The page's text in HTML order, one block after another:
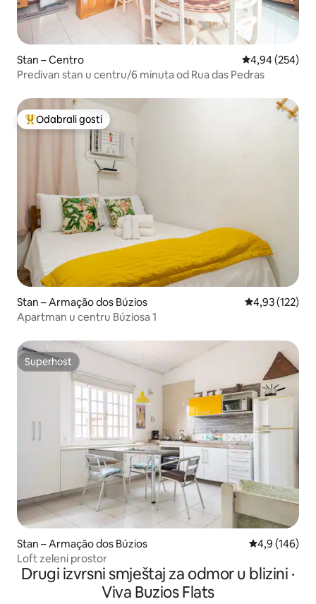
Stan – Centro Prosječna
4,94 (254)
Predivan stan u centru/6 minuta od Rua das Pedras
Među najviše rangiranima s oznakom „Odabrali gosti”
Odabrali gosti
Stan – Armação dos Búzios Prosječna
4,93 (122)
Apartman u centru Búziosa 1
Superhost
Superhost
Stan – Armação dos Búzios Prosječna
4,9 (146)
Loft zeleni prostor
Drugi izvrsni smještaj za odmor u blizini ·
Viva Buzios Flats